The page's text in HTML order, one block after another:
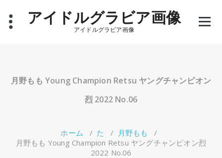
アイドルグラビア画像
アイドルグラビア画像
月野もも Young Champion Retsu ヤングチャンピオン
烈 2022 No.06
ホーム / た / 月野もも
/
月野もも Young Champion Retsu ヤングチャンピオン烈
2022 No.06